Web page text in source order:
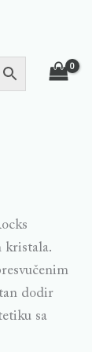
kristala.
dodir
sa